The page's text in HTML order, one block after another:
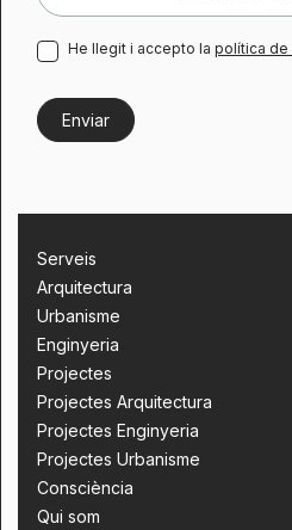
He llegit i accepto la política de
Serveis
Arquitectura
Urbanisme
Enginyeria
Projectes
Projectes Arquitectura
Projectes Enginyeria
Projectes Urbanisme
Consciència
Qui som